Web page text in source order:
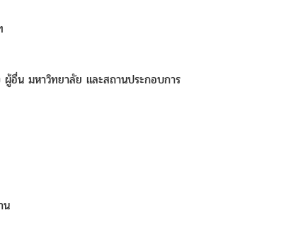
ผู้อื่น มหาวิทยาลัย และสถานประกอบการ
น